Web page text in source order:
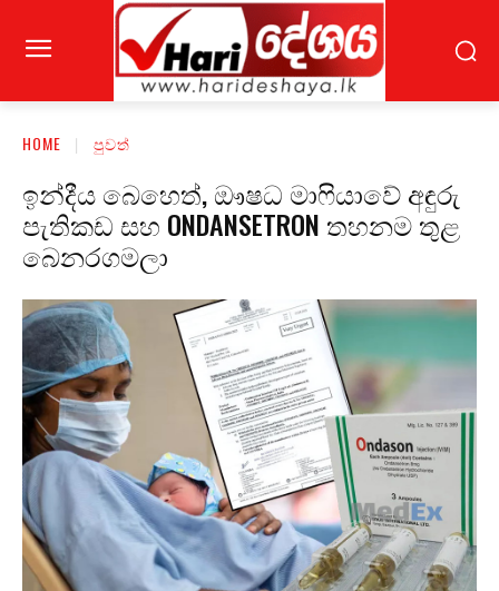
HOME පුවත්
ඉන්දීය බෙහෙත්, ඖෂධ මාෆියාවේ අඳුරු
පැතිකඩ සහ ONDANSETRON තහනම තුළ
බෙනරගමලා